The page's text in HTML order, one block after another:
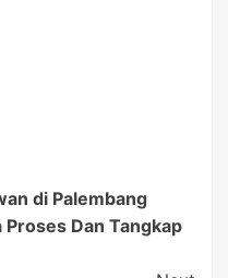
di Palembang
Dan Tangkap